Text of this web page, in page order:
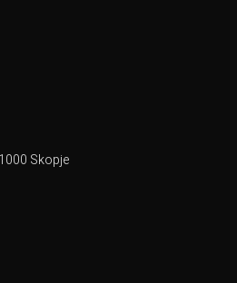
Skopje